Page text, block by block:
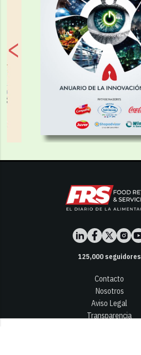
125,000seguidores
Contacto
Nosotros
Aviso Legal
Transparencia